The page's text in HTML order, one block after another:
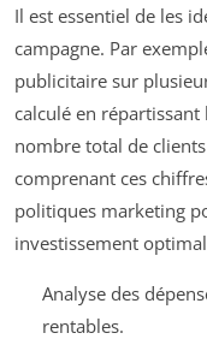
Il est essentiel de les
campagne. Par
publicitaire sur
calculé en répartissant
nombre total de
comprenant ces
politiques marketing
investissement
Analyse des
rentables.